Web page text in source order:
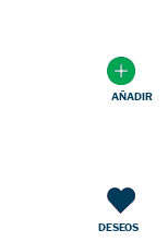
AÑADIR
DESEOS